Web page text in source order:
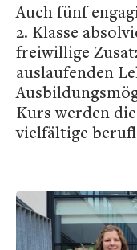
Auch fünf
2. Klasse
freiwillige
auslaufenden
Kurs werden
vielfältige